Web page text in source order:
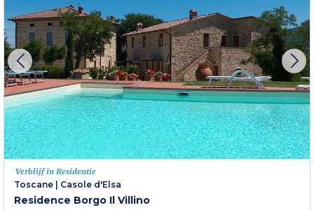
Verblijf in Residentie
Toscane | Casole d'Elsa
Residence Borgo Il Villino